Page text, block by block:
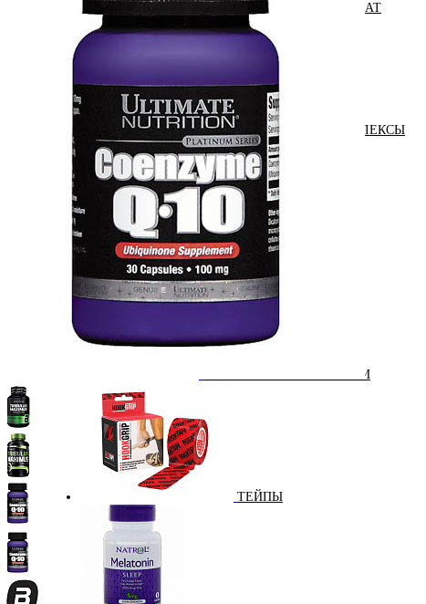
ПОДАРОЧНЫЙ СЕРТИФИКАТ
ПРЕДТРЕНИРОВОЧНЫЕ КОМПЛЕКСЫ
СПЕЦИАЛЬНЫЕ ДОБАВКИ
СПОРТИВНЫЕ БАТОНЧИКИ
ТЕЙПЫ